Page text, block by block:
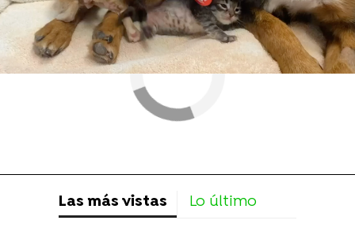
Las más vistas Lo último